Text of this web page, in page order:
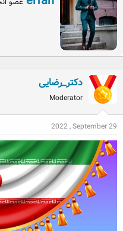
ض
و
ع
e
b
y
دکتر_رضایی
Moderator
2022 , September 29